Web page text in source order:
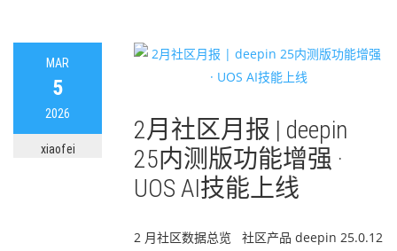
MAR
5
2026
xiaofei
2月社区月报 | deepin
25内测版功能增强 ·
UOS AI技能上线
2 月社区数据总览 社区产品 deepin 25.0.12